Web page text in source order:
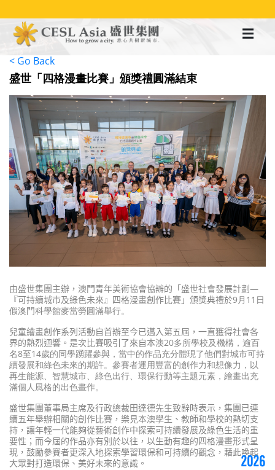
至
< Go Back
盛世「四格漫畫比賽」頒獎禮圓滿結束
由盛世集團主辦，澳門青年美術協會協辧的「盛世社會發展計劃—
『可持續城市及綠色未來』四格漫畫創作比賽」頒獎典禮於9月11日
假澳門科學館麥當勞圓滿舉行。
兒童繪畫創作系列活動自首辦至今已邁入第五屆，一直獲得社會各
界的熱烈迴響。是次比賽吸引了來自本澳20多所學校及機構，逾百
名8至14歲的同學踴躍參與，當中的作品充分體現了他們對城市可持
續發展和綠色未來的期許。參賽者運用豐富的創作力和想像力，以
再生能源、智慧城市、綠色出行、環保行動等主題元素，繪畫出充
滿個人風格的出色畫作。
盛世集團董事局主席及行政總裁田達德先生致辭時表示，集團已連
續五年舉辦相關的創作比賽，樂見本澳學生、教師和學校的熱切支
持，讓年輕一代能夠從藝術創作中探索可持續發展及綠色生活的重
要性；而今屆的作品亦有別於以往，以生動有趣的四格漫畫形式呈
現，鼓勵參賽者更深入地探索學習環保和可持續的觀念，藉此喚起
大眾對打造環保、美好未來的意識。
2026